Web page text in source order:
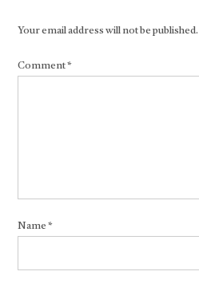
Your email address will not be published.
Comment*
Name*